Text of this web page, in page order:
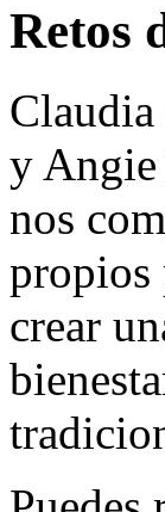
Retos
y
nos
propios
crear